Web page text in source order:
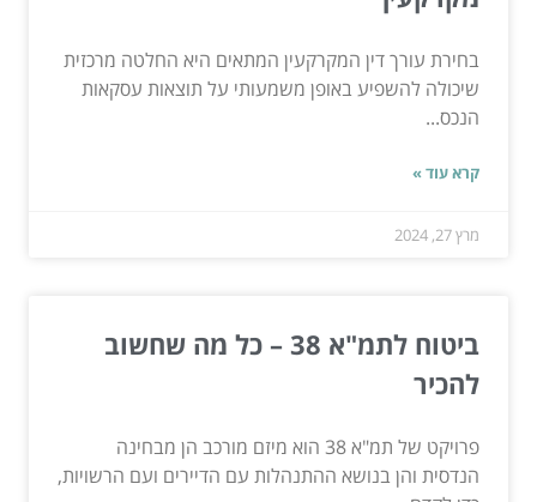
בחירת עורך דין המקרקעין המתאים היא החלטה מרכזית
שיכולה להשפיע באופן משמעותי על תוצאות עסקאות
הנכס...
קרא עוד »
מרץ 27, 2024
ביטוח לתמ"א 38 – כל מה שחשוב
להכיר
פרויקט של תמ"א 38 הוא מיזם מורכב הן מבחינה
הנדסית והן בנושא ההתנהלות עם הדיירים ועם הרשויות,